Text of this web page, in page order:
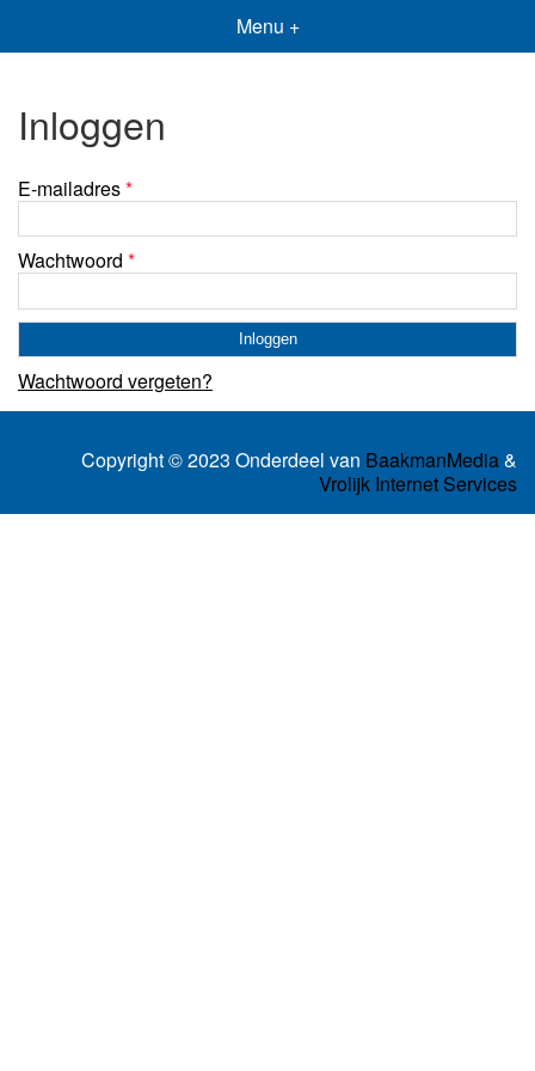
Menu +
Inloggen
E-mailadres*
Wachtwoord *
Wachtwoord vergeten?
Copyright © 2023 Onderdeel van BaakmanMedia&
Vrolijk Internet Services